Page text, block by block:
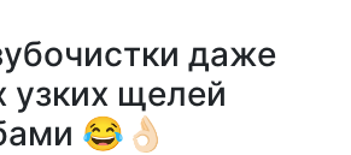
даже
щелей
😂👌🏻